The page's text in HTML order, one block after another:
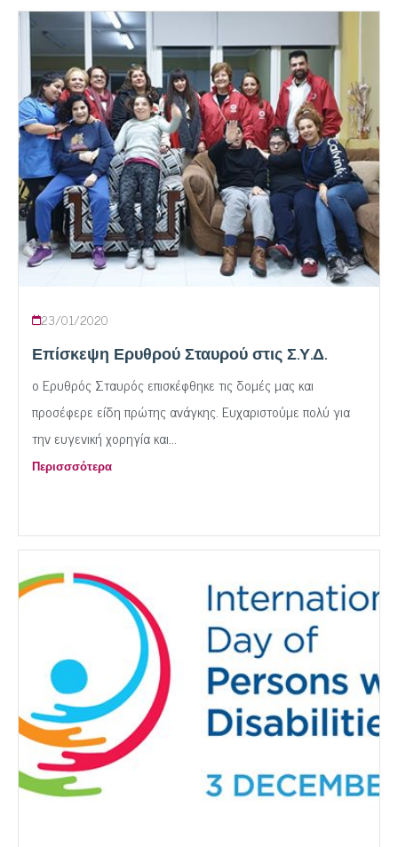
23/01/2020
Επίσκεψη Ερυθρού Σταυρού στις Σ.Υ.Δ.
ο Ερυθρός Σταυρός επισκέφθηκε τις δομές μας και
προσέφερε είδη πρώτης ανάγκης. Ευχαριστούμε πολύ για
την ευγενική χορηγία και...
Περισσσότερα